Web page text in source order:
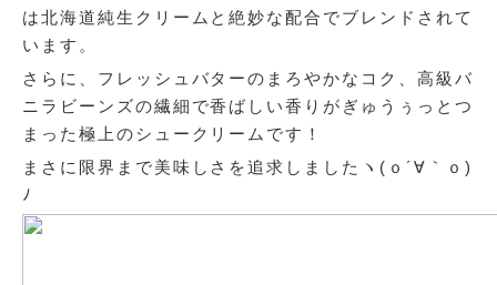
は北海道純生クリームと絶妙な配合でブレンドされて
います。
さらに、フレッシュバターのまろやかなコク、高級バ
ニラビーンズの繊細で香ばしい香りがぎゅうぅっとつ
まった極上のシュークリームです！
まさに限界まで美味しさを追求しましたヽ(ｏ´∀｀ｏ)
ﾉ